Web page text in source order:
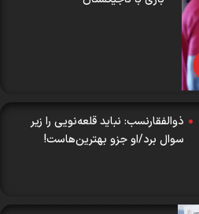
ذوالفقارنسب: نباید قلعه‌نویی را زیر
سوال برد/او جزو بهترین‌هاست!